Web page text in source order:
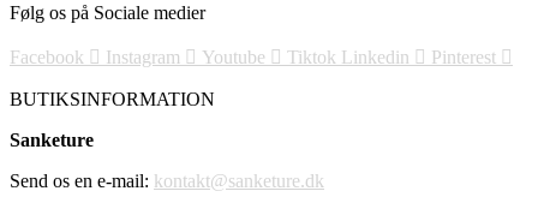
Følg os på Sociale medier
Facebook Instagram Youtube Tiktok Linkedin Pinterest
BUTIKSINFORMATION
Sanketure
Send os en e-mail: kontakt@sanketure.dk